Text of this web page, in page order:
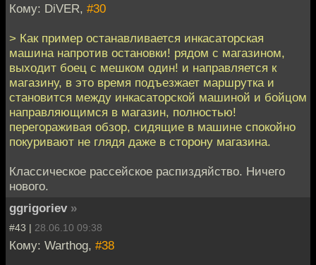
Кому: DiVER, #30
> Как пример останавливается инкасаторская
машина напротив остановки! рядом с магазином,
выходит боец с мешком один! и направляется к
магазину, в это время подъезжает маршрутка и
становится между инкасаторской машиной и бойцом
направляющимся в магазин, полностью!
перегораживая обзор, сидящие в машине спокойно
покуривают не глядя даже в сторону магазина.
Классическое рассейское распиздяйство. Ничего
нового.
ggrigoriev »
#43 | 28.06.10 09:38
Кому: Warthog, #38